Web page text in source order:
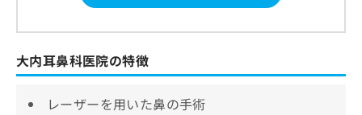
大内耳鼻科医院の特徴
レーザーを用いた鼻の手術